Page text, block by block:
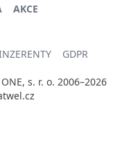
AKCE
GDPR
s. r. o. 2006–2026